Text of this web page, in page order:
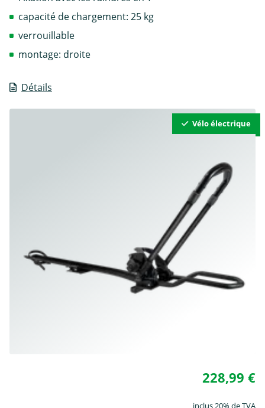
Vélo électrique
Détails
capacité de chargement: 25 kg
verrouillable
montage: droite
228,99 €
inclus 20% de TVA